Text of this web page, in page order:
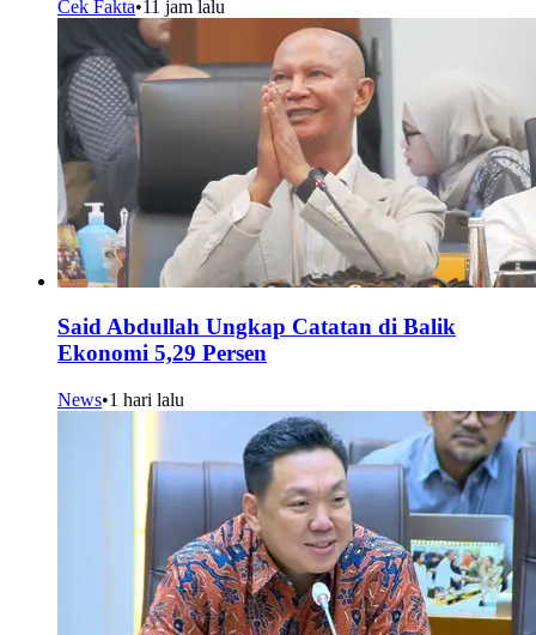
Cek Fakta•11 jam lalu
Said Abdullah Ungkap Catatan di Balik
Ekonomi 5,29 Persen
News•1 hari lalu